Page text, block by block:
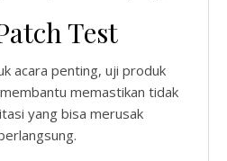
Test
acara penting, uji produk
memastikan tidak
yang bisa merusak